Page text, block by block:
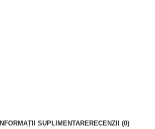
INFORMAȚII SUPLIMENTARE RECENZII (0)